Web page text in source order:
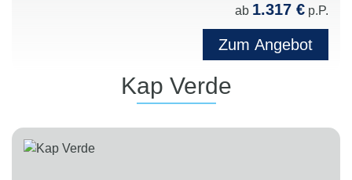
ab 1.317 € p.P.
Zum Angebot
Kap Verde